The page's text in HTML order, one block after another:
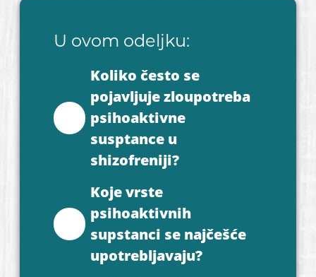
U ovom odeljku:
Koliko često se
pojavljuje zloupotreba
psihoaktivne
susptance u
shizofreniji?
Koje vrste
psihoaktivnih
supstanci se najčešće
upotrebljavaju?